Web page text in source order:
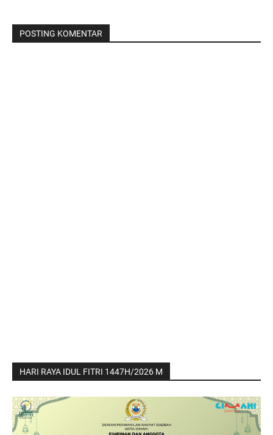
POSTING KOMENTAR
HARI RAYA IDUL FITRI 1447H/2026 M